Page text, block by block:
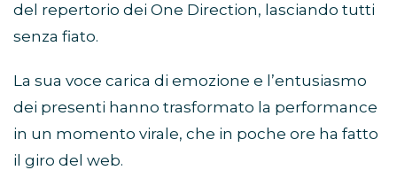
del repertorio dei One Direction, lasciando tutti
senza fiato.
La sua voce carica di emozione e l’entusiasmo
dei presenti hanno trasformato la performance
in un momento virale, che in poche ore ha fatto
il giro del web.